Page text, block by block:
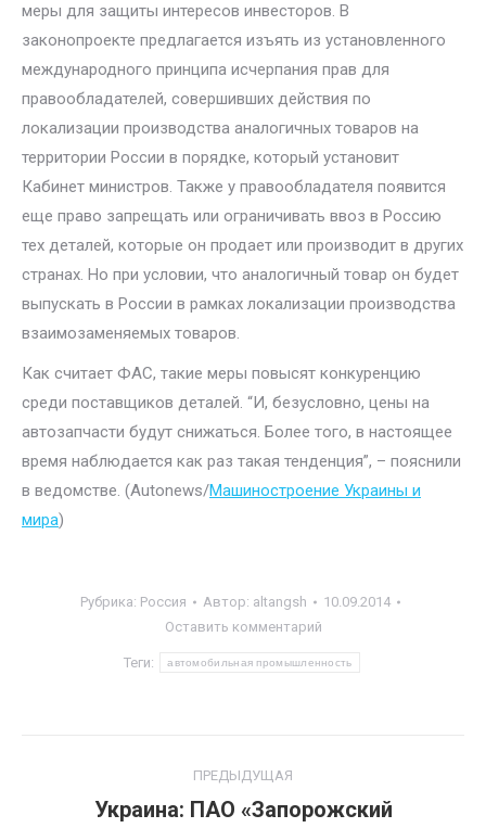
меры для защиты интересов инвесторов. В
законопроекте предлагается изъять из установленного
международного принципа исчерпания прав для
правообладателей, совершивших действия по
локализации производства аналогичных товаров на
территории России в порядке, который установит
Кабинет министров. Также у правообладателя появится
еще право запрещать или ограничивать ввоз в Россию
тех деталей, которые он продает или производит в других
странах. Но при условии, что аналогичный товар он будет
выпускать в России в рамках локализации производства
взаимозаменяемых товаров.
Как считает ФАС, такие меры повысят конкуренцию
среди поставщиков деталей. “И, безусловно, цены на
автозапчасти будут снижаться. Более того, в настоящее
время наблюдается как раз такая тенденция”, – пояснили
в ведомстве. (Autonews/Машиностроение Украины и
мира)
Рубрика: Россия Автор: altangsh
10.09.2014
Оставить комментарий
Теги: автомобильная промышленность
ПРЕДЫДУЩАЯ
Украина: ПАО «Запорожский